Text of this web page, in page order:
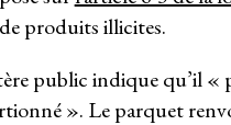
produits illicites.
public indique qu’il «
». Le parquet